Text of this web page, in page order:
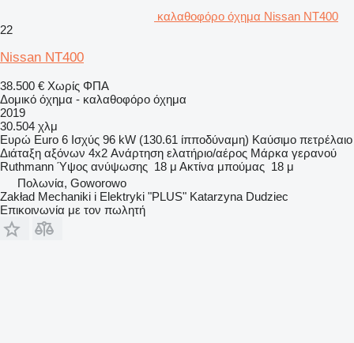
καλαθοφόρο όχημα Nissan NT400
22
Nissan NT400
38.500 € Χωρίς ΦΠΑ
Δομικό όχημα - καλαθοφόρο όχημα
2019
30.504 χλμ
Ευρώ Euro 6 Ισχύς 96 kW (130.61 ίπποδύναμη) Καύσιμο πετρέλαιο
Διάταξη αξόνων 4x2 Ανάρτηση ελατήριο/αέρος Μάρκα γερανού
Ruthmann Ύψος ανύψωσης 18 μ Ακτίνα μπούμας 18 μ
Πολωνία, Goworowo
Zakład Mechaniki i Elektryki "PLUS" Katarzyna Dudziec
Επικοινωνία με τον πωλητή